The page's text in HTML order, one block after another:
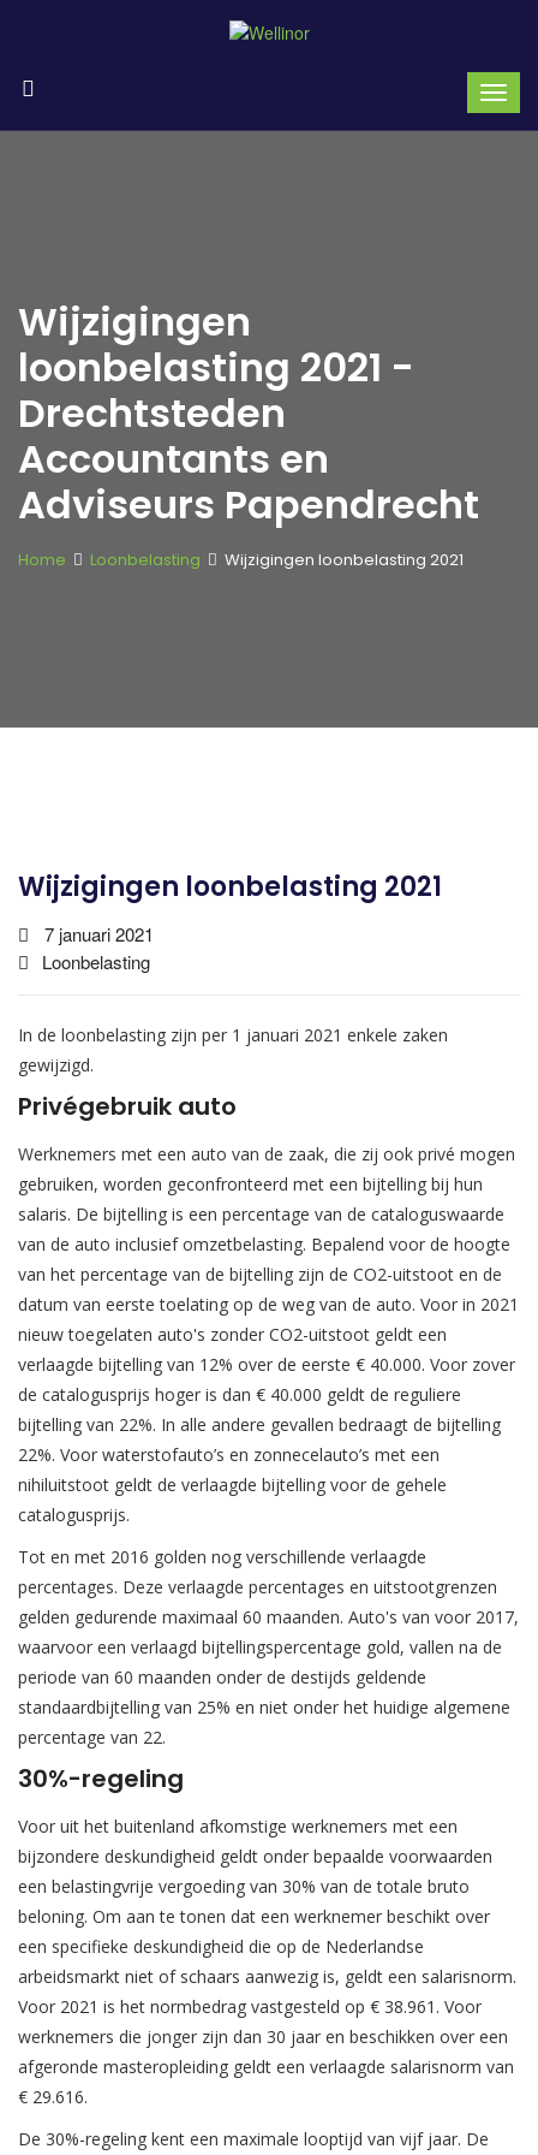
Wijzigingen
loonbelasting 2021 -
Drechtsteden
Accountants en
Adviseurs Papendrecht
Home Loonbelasting Wijzigingen loonbelasting 2021
Wijzigingen loonbelasting 2021
7 januari 2021
Loonbelasting
In de loonbelasting zijn per 1 januari 2021 enkele zaken
gewijzigd.
Privégebruik auto
Werknemers met een auto van de zaak, die zij ook privé mogen
gebruiken, worden geconfronteerd met een bijtelling bij hun
salaris. De bijtelling is een percentage van de cataloguswaarde
van de auto inclusief omzetbelasting. Bepalend voor de hoogte
van het percentage van de bijtelling zijn de CO2-uitstoot en de
datum van eerste toelating op de weg van de auto. Voor in 2021
nieuw toegelaten auto's zonder CO2-uitstoot geldt een
verlaagde bijtelling van 12% over de eerste € 40.000. Voor zover
de catalogusprijs hoger is dan € 40.000 geldt de reguliere
bijtelling van 22%. In alle andere gevallen bedraagt de bijtelling
22%. Voor waterstofauto’s en zonnecelauto’s met een
nihiluitstoot geldt de verlaagde bijtelling voor de gehele
catalogusprijs.
Tot en met 2016 golden nog verschillende verlaagde
percentages. Deze verlaagde percentages en uitstootgrenzen
gelden gedurende maximaal 60 maanden. Auto's van voor 2017,
waarvoor een verlaagd bijtellingspercentage gold, vallen na de
periode van 60 maanden onder de destijds geldende
standaardbijtelling van 25% en niet onder het huidige algemene
percentage van 22.
30%-regeling
Voor uit het buitenland afkomstige werknemers met een
bijzondere deskundigheid geldt onder bepaalde voorwaarden
een belastingvrije vergoeding van 30% van de totale bruto
beloning. Om aan te tonen dat een werknemer beschikt over
een specifieke deskundigheid die op de Nederlandse
arbeidsmarkt niet of schaars aanwezig is, geldt een salarisnorm.
Voor 2021 is het normbedrag vastgesteld op € 38.961. Voor
werknemers die jonger zijn dan 30 jaar en beschikken over een
afgeronde masteropleiding geldt een verlaagde salarisnorm van
€ 29.616.
De 30%-regeling kent een maximale looptijd van vijf jaar. De